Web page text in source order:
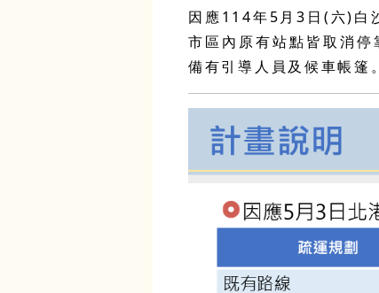
因應114年5月3日(六)白
市區內原有站點皆取消
備有引導人員及候車帳篷